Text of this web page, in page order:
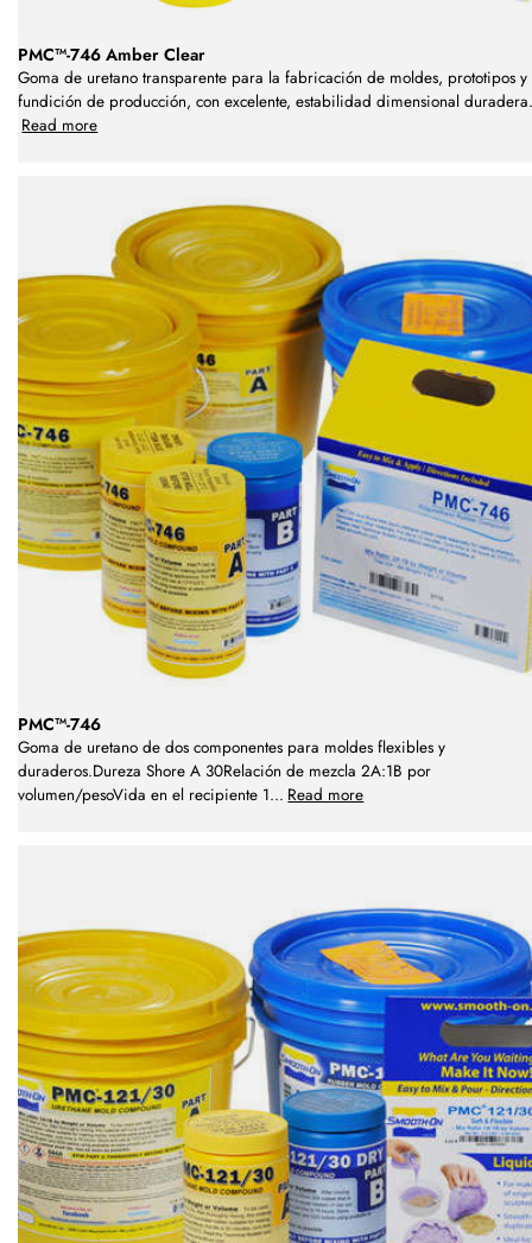
PMC™-746 Amber Clear
Goma de uretano transparente para la fabricación de moldes, prototipos y
fundición de producción, con excelente, estabilidad dimensional duradera
Read more
PMC™-746
Goma de uretano de dos componentes para moldes flexibles y
duraderos.Dureza Shore A 30Relación de mezcla 2A:1B por
volumen/pesoVida en el recipiente 1... Read more